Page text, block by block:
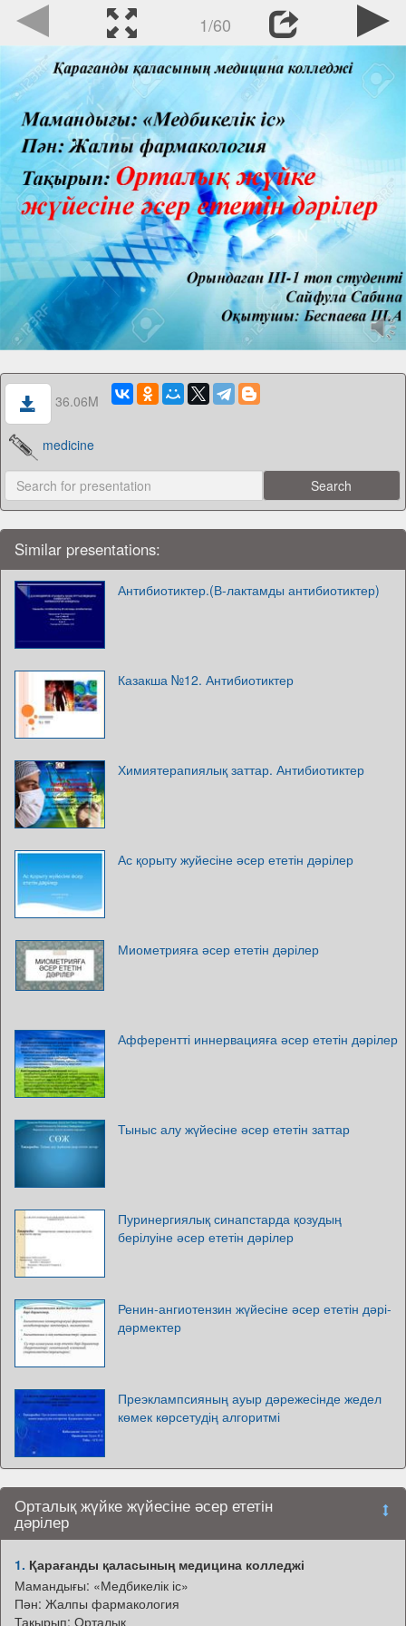
1/60
36.06M
medicine
Similar presentations:
Антибиотиктер.(В-лактамды антибиотиктер)
Казакша №12. Антибиотиктер
Химиятерапиялық заттар. Антибиотиктер
Ас қорыту жуйесіне әсер ететін дәрілер
Миометрияға әсер ететін дәрілер
Афферентті иннервацияға әсер ететін дәрілер
Тыныс алу жүйесіне әсер ететін заттар
Пуринергиялық синапстарда қозудың
берілуіне әсер ететін дәрілер
Ренин-ангиотензин жүйесіне әсер ететін дәрі-
дәрмектер
Преэклампсияның ауыр дәрежесінде жедел
көмек көрсетудің алгоритмі
Орталық жүйке жүйесіне әсер ететін
дәрілер
1. Қарағанды қаласының медицина колледжі
Мамандығы: «Медбикелік іс»
Пән: Жалпы фармакология
Тақырып: Орталық